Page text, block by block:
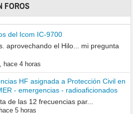
FOROS
del Icom IC-9700
aprovechando el Hilo... mi pregunta
hace 4 horas
HF asignada a Protección Civil en
- emergencias - radioaficionados
de las 12 frecuencias par...
hace 5 horas